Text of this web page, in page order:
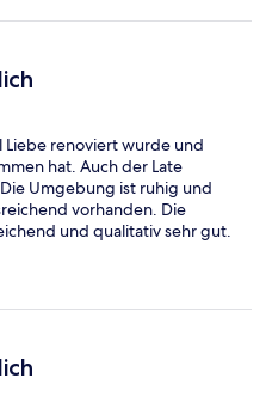
Liebe renoviert wurde und
hat. Auch der Late
Umgebung ist ruhig und
vorhanden. Die
und qualitativ sehr gut.
und freundlich.